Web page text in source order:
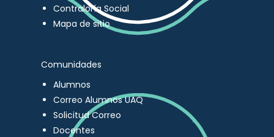
Contraloría Social
Mapa de sitio
Comunidades
Alumnos
Correo Alumnos UAQ
Solicitud Correo
Docentes